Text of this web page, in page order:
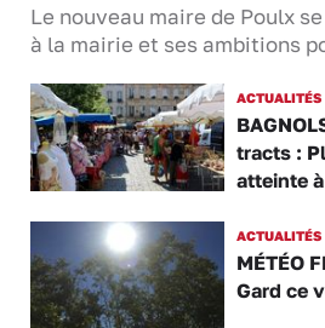
Le nouveau maire de Poulx
à la mairie et ses ambitions
ACTUALITÉS
tracts :
atteinte
ACTUALITÉS
MÉTÉO
Gard ce